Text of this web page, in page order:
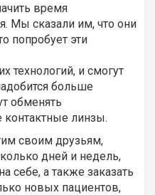
время
Мы сказали им, что они
попробует эти
технологий, и смогут
больше
обменять
контактные линзы.
своим друзьям,
дней и недель,
себе, а также заказать
новых пациентов,